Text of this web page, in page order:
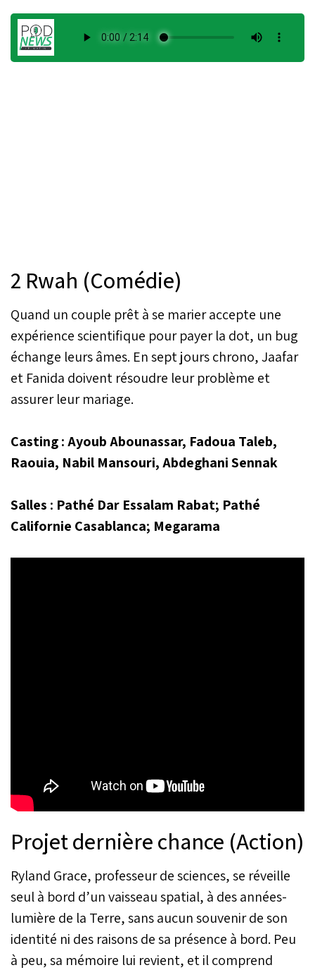
2 Rwah (Comédie)
Quand un couple prêt à se marier accepte une
expérience scientifique pour payer la dot, un bug
échange leurs âmes. En sept jours chrono, Jaafar
et Fanida doivent résoudre leur problème et
assurer leur mariage.
Casting : Ayoub Abounassar, Fadoua Taleb,
Raouia, Nabil Mansouri, Abdeghani Sennak
Salles : Pathé Dar Essalam Rabat; Pathé
Californie Casablanca; Megarama
Projet dernière chance (Action)
Ryland Grace, professeur de sciences, se réveille
seul à bord d’un vaisseau spatial, à des années-
lumière de la Terre, sans aucun souvenir de son
identité ni des raisons de sa présence à bord. Peu
à peu, sa mémoire lui revient, et il comprend